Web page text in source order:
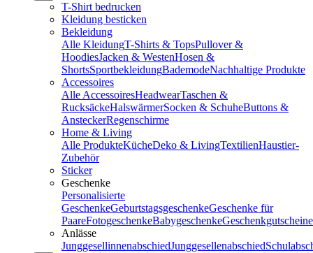
T-Shirt bedrucken
Kleidung besticken
Bekleidung
Alle KleidungT-Shirts & TopsPullover &
HoodiesJacken & WestenHosen &
ShortsSportbekleidungBademodeNachhaltige Produkte
Accessoires
Alle AccessoiresHeadwearTaschen &
RucksäckeHalswärmerSocken & SchuheButtons &
AnsteckerRegenschirme
Home & Living
Alle ProdukteKücheDeko & LivingTextilienHaustier-
Zubehör
Sticker
Geschenke
Personalisierte
GeschenkeGeburtstagsgeschenkeGeschenke für
PaareFotogeschenkeBabygeschenkeGeschenkgutscheine
Anlässe
JunggesellinnenabschiedJunggesellenabschied